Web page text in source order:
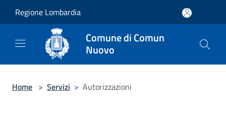
Regione Lombardia
Comune di Comun
Nuovo
Home > Servizi > Autorizzazioni